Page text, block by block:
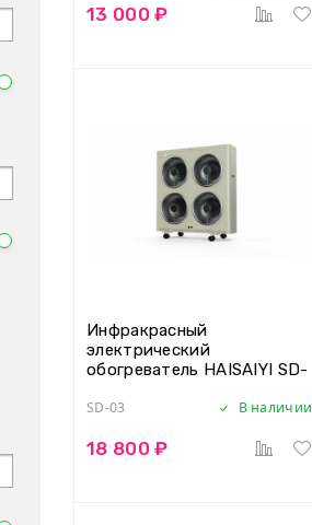
13 000 ₽
Инфракрасный
электрический
обогреватель HAISAIYI SD-
SD-03 В наличии
18 800 ₽